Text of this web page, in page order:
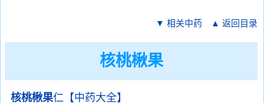
▼ 相关中药 ▲ 返回目录
核桃楸果
核桃楸果仁【中药大全】